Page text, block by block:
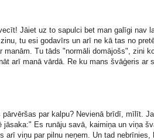
Jāiet uz to sapulci bet man galīgi nav
tu esi godavīrs un arī ne kā tas no
Tu tāds "normāli domājošs", zini
arī manā vārdā. Re ku mans švāģeris ar
par kalpu? Nevienā brīdī, mīlīt.
Es runāju savā, kaimiņa un viņa
arī viņu par pilnu neņem. Un tad nebrīnies,